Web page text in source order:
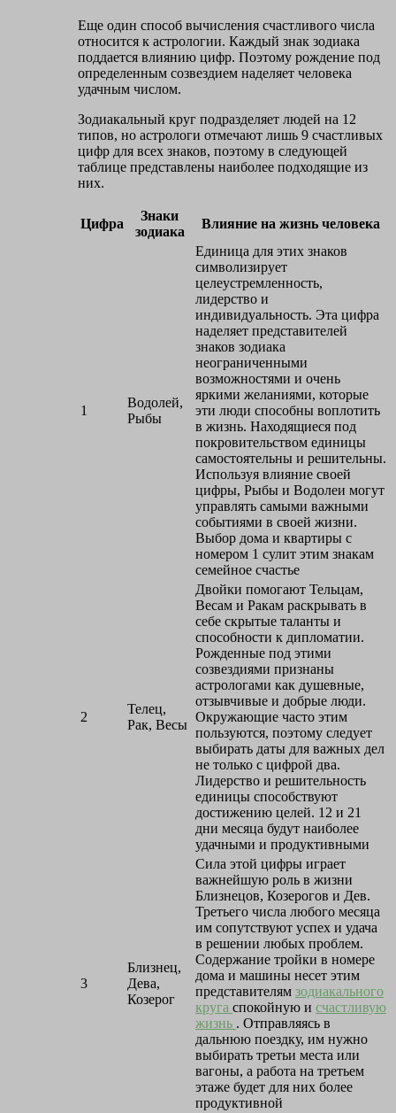
Еще один способ вычисления счастливого числа
относится к астрологии. Каждый знак зодиака
поддается влиянию цифр. Поэтому рождение под
определенным созвездием наделяет человека
удачным числом.
Зодиакальный круг подразделяет людей на 12
типов, но астрологи отмечают лишь 9 счастливых
цифр для всех знаков, поэтому в следующей
таблице представлены наиболее подходящие из
них.
Цифра
Знаки
зодиака
Влияние на жизнь человека
1
Водолей,
Рыбы
Единица для этих знаков
символизирует
целеустремленность,
лидерство и
индивидуальность. Эта цифра
наделяет представителей
знаков зодиака
неограниченными
возможностями и очень
яркими желаниями, которые
эти люди способны воплотить
в жизнь. Находящиеся под
покровительством единицы
самостоятельны и решительны.
Используя влияние своей
цифры, Рыбы и Водолеи могут
управлять самыми важными
событиями в своей жизни.
Выбор дома и квартиры с
номером 1 сулит этим знакам
семейное счастье
2
Телец,
Рак, Весы
Двойки помогают Тельцам,
Весам и Ракам раскрывать в
себе скрытые таланты и
способности к дипломатии.
Рожденные под этими
созвездиями признаны
астрологами как душевные,
отзывчивые и добрые люди.
Окружающие часто этим
пользуются, поэтому следует
выбирать даты для важных дел
не только с цифрой два.
Лидерство и решительность
единицы способствуют
достижению целей. 12 и 21
дни месяца будут наиболее
удачными и продуктивными
3
Близнец,
Дева,
Козерог
Сила этой цифры играет
важнейшую роль в жизни
Близнецов, Козерогов и Дев.
Третьего числа любого месяца
им сопутствуют успех и удача
в решении любых проблем.
Содержание тройки в номере
дома и машины несет этим
представителям зодиакального
круга спокойную и счастливую
жизнь . Отправляясь в
дальнюю поездку, им нужно
выбирать третьи места или
вагоны, а работа на третьем
этаже будет для них более
продуктивной